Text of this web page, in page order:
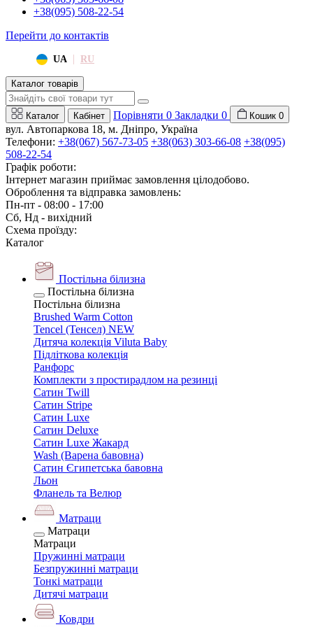
+38(095) 508-22-54
Перейти до контактів
UA | RU
Каталог товарів
Каталог Кабінет Порівняти 0 Закладки 0 Кошик 0
вул. Автопаркова 18, м. Дніпро, Україна
Телефони: +38(067) 567-73-05 +38(063) 303-66-08 +38(095)
508-22-54
Графік роботи:
Інтернет магазин приймає замовлення цілодобово.
Оброблення та відправка замовлень:
Пн-пт - 08:00 - 17:00
Сб, Нд - вихідний
Схема проїзду:
Каталог
Постільна білизна
Постільна білизна
Постільна білизна
Brushed Warm Cotton
Tencel (Тенсел) NEW
Дитяча колекція Viluta Baby
Підліткова колекція
Ранфорс
Комплекти з простирадлом на резинці
Сатин Twill
Сатин Stripe
Сатин Luxe
Сатин Deluxe
Сатин Luxe Жакард
Wash (Варена бавовна)
Сатин Єгипетська бавовна
Льон
Фланель та Велюр
Матраци
Матраци
Матраци
Пружинні матраци
Безпружинні матраци
Тонкі матраци
Дитячі матраци
Ковдри